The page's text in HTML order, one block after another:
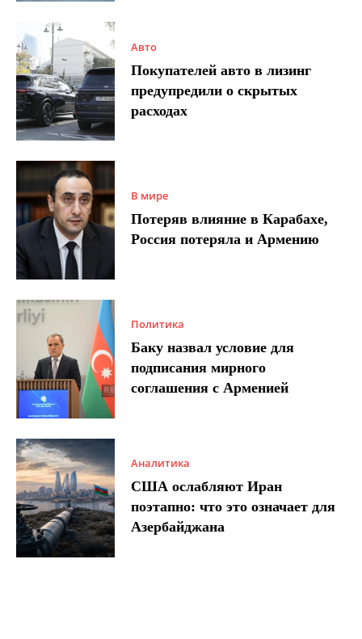
Авто
Покупателей авто в лизинг
предупредили о скрытых
расходах
В мире
Потеряв влияние в Карабахе,
Россия потеряла и Армению
Политика
Баку назвал условие для
подписания мирного
соглашения с Арменией
Аналитика
США ослабляют Иран
поэтапно: что это означает для
Азербайджана